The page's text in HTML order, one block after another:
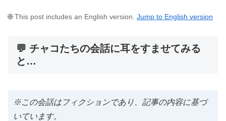
🌐 This post includes an English version. Jump to English version
💬 チャコたちの会話に耳をすませてみる
と…
※この会話はフィクションであり、記事の内容に基づ
いています。